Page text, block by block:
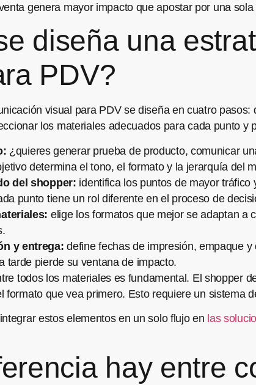
genera mayor impacto que apostar por una sola
diseña una
PDV?
visual para PDV se diseña en cuatro
los materiales adecuados para cada punto
¿quieres generar prueba de producto, comunicar
determina el tono, el formato y la jerarquía del
del shopper: identifica los puntos de mayor
punto tiene un rol diferente en el proceso de
elige los formatos que mejor se adaptan a
y entrega: define fechas de impresión, empaque
tarde pierde su ventana de impacto.
todos los materiales es fundamental. El shopper
formato que vea primero. Esto requiere un sistema
estos elementos en un solo flujo en las
hay entre